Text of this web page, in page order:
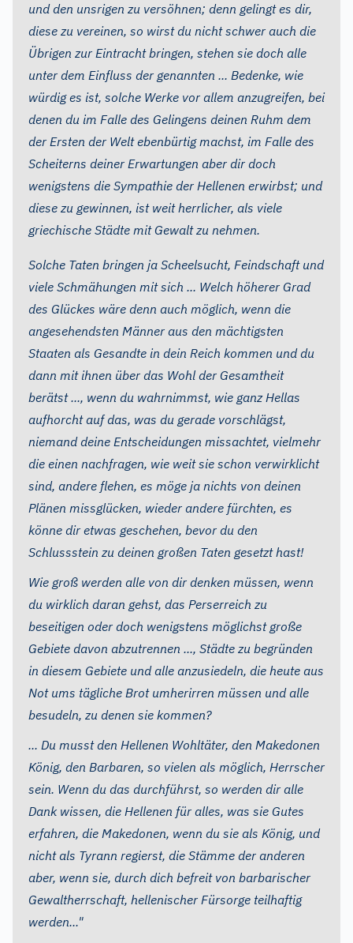
und den unsrigen zu versöhnen; denn gelingt es dir,
diese zu vereinen, so wirst du nicht schwer auch die
Übrigen zur Eintracht bringen, stehen sie doch alle
unter dem Einfluss der genannten ... Bedenke, wie
würdig es ist, solche Werke vor allem anzugreifen, bei
denen du im Falle des Gelingens deinen Ruhm dem
der Ersten der Welt ebenbürtig machst, im Falle des
Scheiterns deiner Erwartungen aber dir doch
wenigstens die Sympathie der Hellenen erwirbst; und
diese zu gewinnen, ist weit herrlicher, als viele
griechische Städte mit Gewalt zu nehmen.
Solche Taten bringen ja Scheelsucht, Feindschaft und
viele Schmähungen mit sich ... Welch höherer Grad
des Glückes wäre denn auch möglich, wenn die
angesehendsten Männer aus den mächtigsten
Staaten als Gesandte in dein Reich kommen und du
dann mit ihnen über das Wohl der Gesamtheit
berätst ..., wenn du wahrnimmst, wie ganz Hellas
aufhorcht auf das, was du gerade vorschlägst,
niemand deine Entscheidungen missachtet, vielmehr
die einen nachfragen, wie weit sie schon verwirklicht
sind, andere flehen, es möge ja nichts von deinen
Plänen missglücken, wieder andere fürchten, es
könne dir etwas geschehen, bevor du den
Schlussstein zu deinen großen Taten gesetzt hast!
Wie groß werden alle von dir denken müssen, wenn
du wirklich daran gehst, das Perserreich zu
beseitigen oder doch wenigstens möglichst große
Gebiete davon abzutrennen ..., Städte zu begründen
in diesem Gebiete und alle anzusiedeln, die heute aus
Not ums tägliche Brot umherirren müssen und alle
besudeln, zu denen sie kommen?
... Du musst den Hellenen Wohltäter, den Makedonen
König, den Barbaren, so vielen als möglich, Herrscher
sein. Wenn du das durchführst, so werden dir alle
Dank wissen, die Hellenen für alles, was sie Gutes
erfahren, die Makedonen, wenn du sie als König, und
nicht als Tyrann regierst, die Stämme der anderen
aber, wenn sie, durch dich befreit von barbarischer
Gewaltherrschaft, hellenischer Fürsorge teilhaftig
werden..."